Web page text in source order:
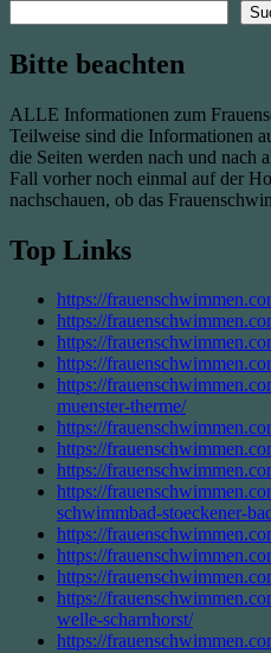
Bitte beachten
ALLE Informationen zum
Teilweise sind die Informationen
die Seiten werden nach und nach
Fall vorher noch einmal auf der
nachschauen, ob das
Top Links
https://
https://
https://
https://
https://
muenster-therme/
https://
https://
https://
https://
schwimmbad-stoeckener-
https://
https://
https://
https://
welle-scharnhorst/
https://